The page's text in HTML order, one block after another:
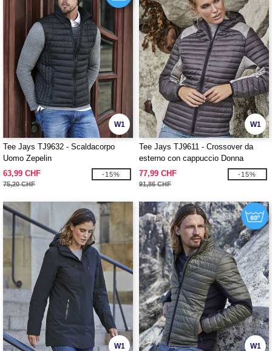
W1
Tee Jays TJ9632 - Scaldacorpo
Uomo Zepelin
63,99 CHF
75,20 CHF
-15%
W1
Tee Jays TJ9611 - Crossover da
esterno con cappuccio Donna
77,99 CHF
91,86 CHF
-15%
W1 W1